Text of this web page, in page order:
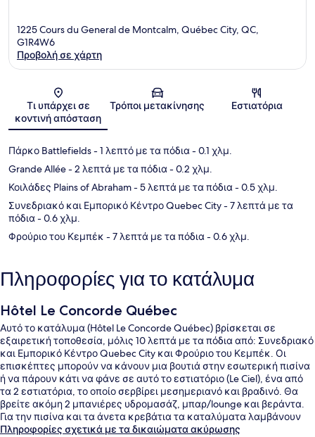
1225 Cours du General de Montcalm, Québec City, QC,
G1R4W6
Προβολή σε χάρτη
Τι υπάρχει σε
κοντινή απόσταση
Τρόποι μετακίνησης Εστιατόρια
Πάρκο Battlefields- 1 λεπτό με τα πόδια- 0.1 χλμ.
Grande Allée- 2 λεπτά με τα πόδια- 0.2 χλμ.
Κοιλάδες Plains of Abraham- 5 λεπτά με τα πόδια- 0.5 χλμ.
Συνεδριακό και Εμπορικό Κέντρο Quebec City- 7 λεπτά με τα
πόδια- 0.6 χλμ.
Φρούριο του Κεμπέκ - 7 λεπτά με τα πόδια- 0.6 χλμ.
Πληροφορίες για το κατάλυμα
Hôtel Le Concorde Québec
Αυτό το κατάλυμα (Hôtel Le Concorde Québec) βρίσκεται σε
εξαιρετική τοποθεσία, μόλις 10 λεπτά με τα πόδια από: Συνεδριακό
και Εμπορικό Κέντρο Quebec City και Φρούριο του Κεμπέκ. Οι
επισκέπτες μπορούν να κάνουν μια βουτιά στην εσωτερική πισίνα
ή να πάρουν κάτι να φάνε σε αυτό το εστιατόριο (Le Ciel), ένα από
τα 2 εστιατόρια, το οποίο σερβίρει μεσημεριανό και βραδινό. Θα
βρείτε ακόμη 2 μπανιέρες υδρομασάζ, μπαρ/lounge και βεράντα.
Για την πισίνα και τα άνετα κρεβάτια τα καταλύματα λαμβάνουν
εξαιρετική βαθμολογία από τους ταξιδιώτες.
Πληροφορίες σχετικά με τα δικαιώματα ακύρωσης